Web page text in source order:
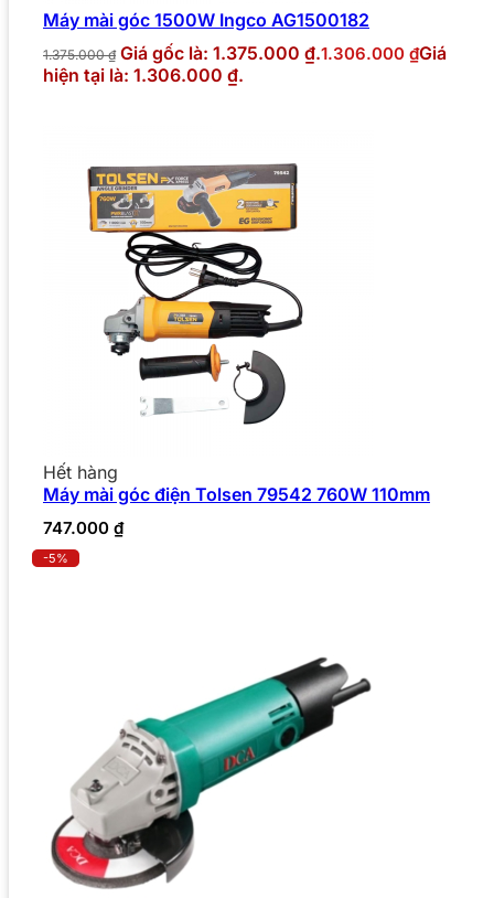
Máy mài góc 1500W Ingco AG1500182
1.375.000₫ Giá gốc là: 1.375.000 ₫.1.306.000 ₫Giá
hiện tại là: 1.306.000 ₫.
Hết hàng
Máy mài góc điện Tolsen 79542 760W 110mm
747.000 ₫
-5%